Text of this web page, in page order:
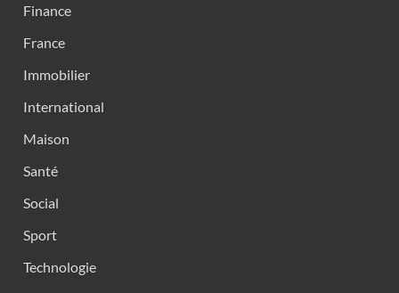
Finance
France
Immobilier
International
Maison
Santé
Social
Sport
Technologie